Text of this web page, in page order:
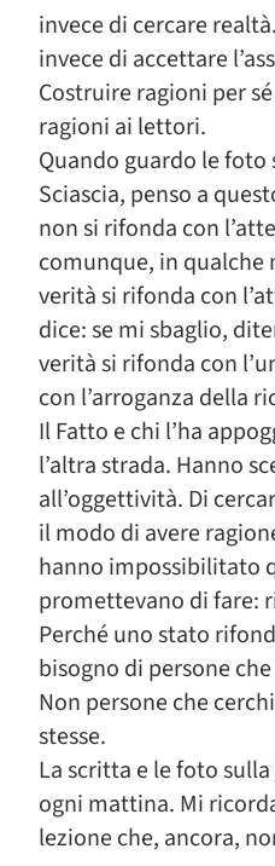
invece di cercare
invece di accettare
Costruire ragioni per
ragioni ai lettori.
Quando guardo le foto
Sciascia, penso a
non si rifonda con
comunque, in qualche
verità si rifonda con
dice: se mi sbaglio,
verità si rifonda con
con l’arroganza della
Il Fatto e chi l’ha
l’altra strada. Hanno
all’oggettività. Di
il modo di avere
hanno impossibilitato
promettevano di fare:
Perché uno stato
bisogno di persone
Non persone che
stesse.
La scritta e le foto
ogni mattina. Mi
lezione che, ancora,